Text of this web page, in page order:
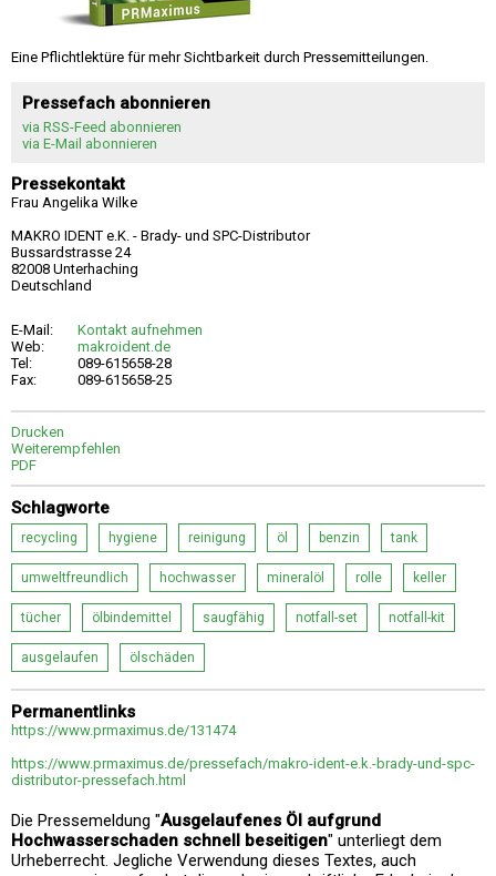
Eine Pflichtlektüre für mehr Sichtbarkeit durch Pressemitteilungen.
Pressefach abonnieren
via RSS-Feed abonnieren
via E-Mail abonnieren
Pressekontakt
Frau Angelika Wilke
MAKRO IDENT e.K. - Brady- und SPC-Distributor
Bussardstrasse 24
82008 Unterhaching
Deutschland
E-Mail:
Kontakt aufnehmen
Web:
makroident.de
Tel:
089-615658-28
Fax:
089-615658-25
Drucken
Weiterempfehlen
PDF
Schlagworte
recycling hygiene reinigung öl benzin tank
umweltfreundlich hochwasser mineralöl rolle keller
tücher ölbindemittel saugfähig notfall-set notfall-kit
ausgelaufen ölschäden
Permanentlinks
https://www.prmaximus.de/131474
https://www.prmaximus.de/pressefach/makro-ident-e.k.-brady-und-spc-
distributor-pressefach.html
Die Pressemeldung "Ausgelaufenes Öl aufgrund
Hochwasserschaden schnell beseitigen" unterliegt dem
Urheberrecht. Jegliche Verwendung dieses Textes, auch